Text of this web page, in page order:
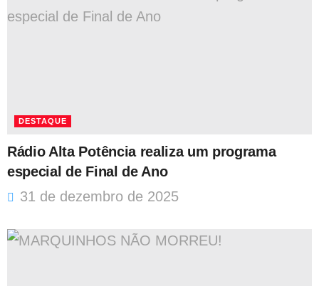
DESTAQUE
Rádio Alta Potência realiza um programa
especial de Final de Ano
31 de dezembro de 2025